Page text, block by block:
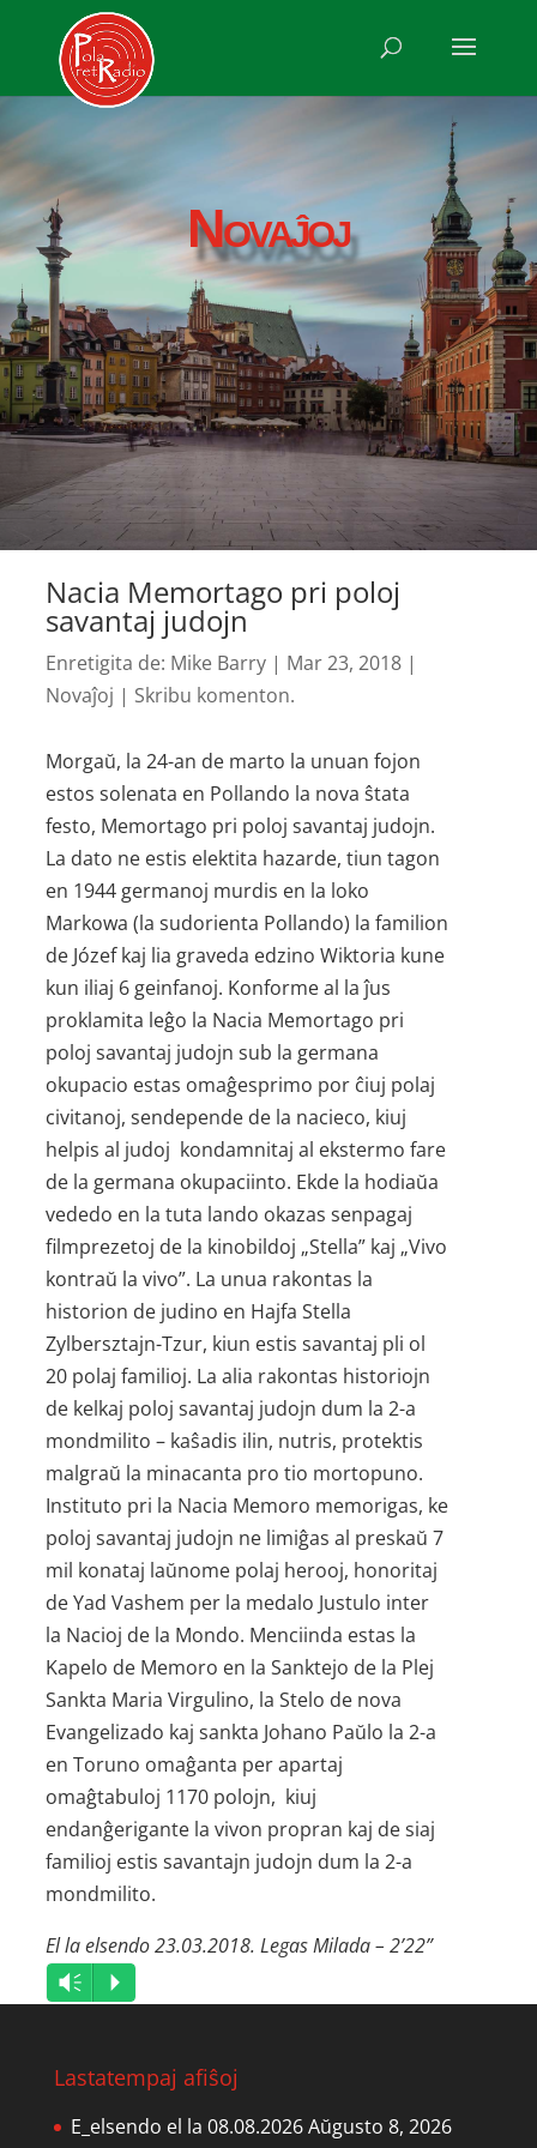
Novaĵoj
Nacia Memortago pri poloj
savantaj judojn
Enretigita de: Mike Barry | Mar 23, 2018 |
Novaĵoj | Skribu komenton.
Morgaŭ, la 24-an de marto la unuan fojon
estos solenata en Pollando la nova ŝtata
festo, Memortago pri poloj savantaj judojn.
La dato ne estis elektita hazarde, tiun tagon
en 1944 germanoj murdis en la loko
Markowa (la sudorienta Pollando) la familion
de Józef kaj lia graveda edzino Wiktoria kune
kun iliaj 6 geinfanoj. Konforme al la ĵus
proklamita leĝo la Nacia Memortago pri
poloj savantaj judojn sub la germana
okupacio estas omaĝesprimo por ĉiuj polaj
civitanoj, sendepende de la nacieco, kiuj
helpis al judoj kondamnitaj al ekstermo fare
de la germana okupaciinto. Ekde la hodiaŭa
vededo en la tuta lando okazas senpagaj
filmprezetoj de la kinobildoj „Stella” kaj „Vivo
kontraŭ la vivo”. La unua rakontas la
historion de judino en Hajfa Stella
Zylbersztajn-Tzur, kiun estis savantaj pli ol
20 polaj familioj. La alia rakontas historiojn
de kelkaj poloj savantaj judojn dum la 2-a
mondmilito – kaŝadis ilin, nutris, protektis
malgraŭ la minacanta pro tio mortopuno.
Instituto pri la Nacia Memoro memorigas, ke
poloj savantaj judojn ne limiĝas al preskaŭ 7
mil konataj laŭnome polaj herooj, honoritaj
de Yad Vashem per la medalo Justulo inter
la Nacioj de la Mondo. Menciinda estas la
Kapelo de Memoro en la Sanktejo de la Plej
Sankta Maria Virgulino, la Stelo de nova
Evangelizado kaj sankta Johano Paŭlo la 2-a
en Toruno omaĝanta per apartaj
omaĝtabuloj 1170 polojn, kiuj
endanĝerigante la vivon propran kaj de siaj
familioj estis savantajn judojn dum la 2-a
mondmilito.
El la elsendo 23.03.2018. Legas Milada – 2’22”
Audio
Player
Vm P
Lastatempaj afiŝoj
E_elsendo el la 08.08.2026Aŭgusto 8, 2026